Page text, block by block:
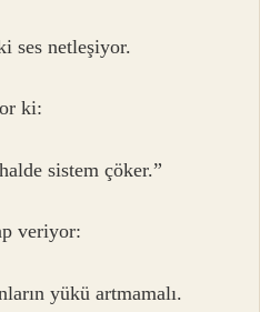
ses netleşiyor.
ki:
sistem çöker.”
veriyor:
yükü artmamalı.